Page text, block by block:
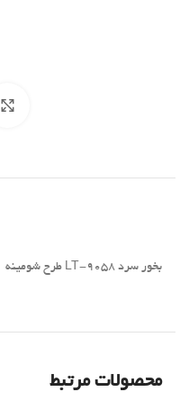
بخور سرد LT-9058 طرح شومینه
محصولات مرتبط